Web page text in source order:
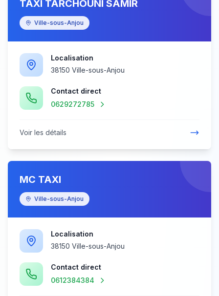
TAXI TARCHOUNI SAMIR
Ville-sous-Anjou
Localisation
38150 Ville-sous-Anjou
Contact direct
0629272785
Voir les détails
MC TAXI
Ville-sous-Anjou
Localisation
38150 Ville-sous-Anjou
Contact direct
0612384384